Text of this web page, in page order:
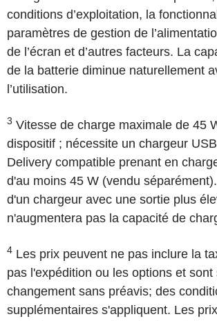
conditions d’exploitation, la
paramètres de gestion de
de l’écran et d’autres facteurs. La
de la batterie diminue naturellement
l’utilisation.
3 Vitesse de charge maximale de 45
dispositif ; nécessite un chargeur
Delivery compatible prenant en
d'au moins 45 W (vendu
d'un chargeur avec une sortie plus
n'augmentera pas la capacité de
4 Les prix peuvent ne pas inclure la
pas l'expédition ou les options et sont
changement sans préavis; des
supplémentaires s'appliquent. Les